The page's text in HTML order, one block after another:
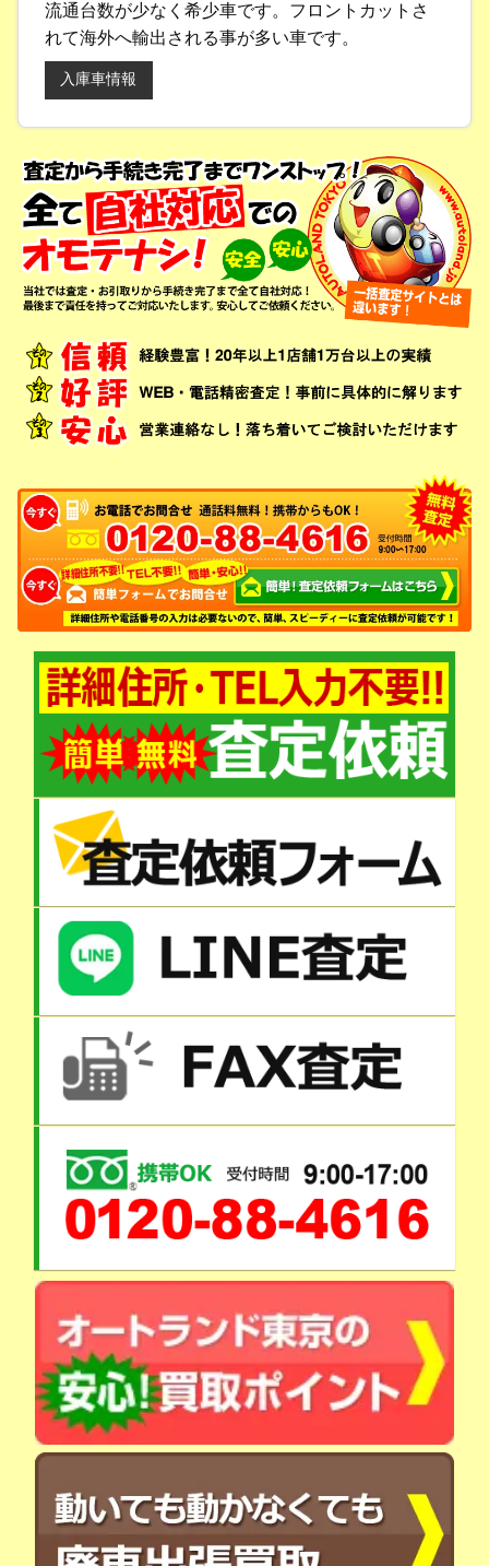
流通台数が少なく希少車です。フロントカットさ
れて海外へ輸出される事が多い車です。
入庫車情報